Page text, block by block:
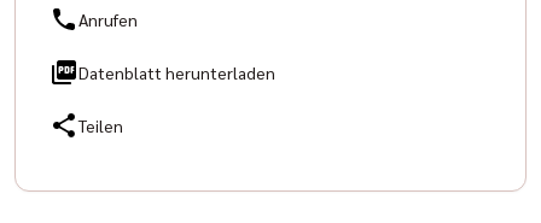
Anrufen
Datenblatt herunterladen
Teilen